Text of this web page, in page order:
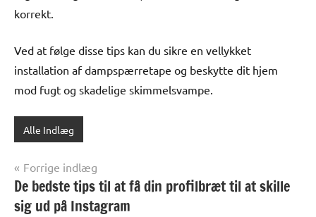
korrekt.
Ved at følge disse tips kan du sikre en vellykket
installation af dampspærretape og beskytte dit hjem
mod fugt og skadelige skimmelsvampe.
Alle Indlæg
Indlægsnavigation
Forrige indlæg
De bedste tips til at få din profilbræt til at skille
sig ud på Instagram